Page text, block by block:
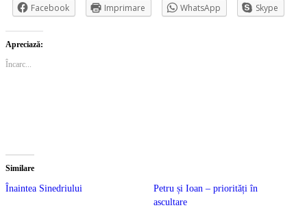
Facebook Imprimare WhatsApp Skype
Apreciază:
Încarc...
Similare
Înaintea Sinedriului
Petru și Ioan – priorități în
ascultare